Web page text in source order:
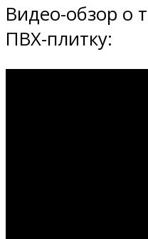
Видео-обзор о
ПВХ-плитку: